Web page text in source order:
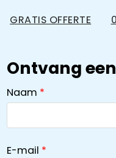
GRATIS OFFERTE
Ontvang
Naam
E-mail